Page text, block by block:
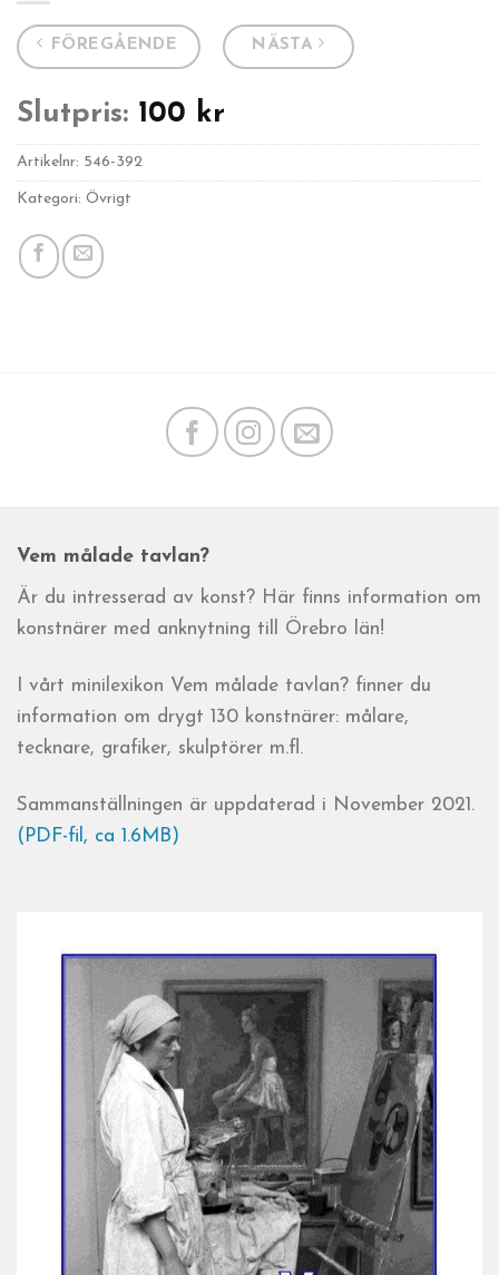
FÖREGÅENDE NÄSTA
Slutpris: 100 kr
Artikelnr: 546-392
Kategori: Övrigt
Vem målade tavlan?
Är du intresserad av konst? Här finns information om
konstnärer med anknytning till Örebro län!
I vårt minilexikon Vem målade tavlan? finner du
information om drygt 130 konstnärer: målare,
tecknare, grafiker, skulptörer m.fl.
Sammanställningen är uppdaterad i November 2021.
(PDF-fil, ca 1.6MB)